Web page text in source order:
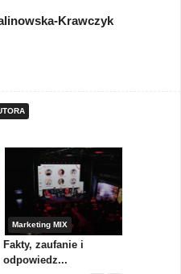
Krawczyk
Marketing MIX
Fakty, zaufanie i
odpowiedz...